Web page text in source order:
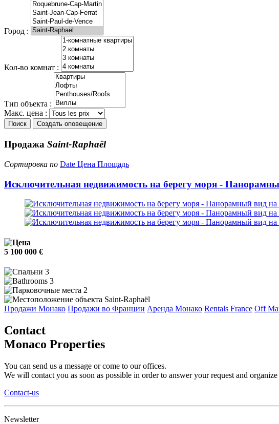
Город :
Кол-во комнат :
Тип объекта :
Макс. цена :
Поиск Создать оповещение
Продажа Saint-Raphaël
Сортировка по Date Цена Площадь
Исключительная недвижимость на берегу моря -
5 100 000 €
3
3
2
Saint-Raphaël
Продажи Монако Продажи во Франции Аренда Монако Rentals France Off
Contact
Monaco Properties
You can send us a message or come to our offices.
We will contact you as soon as possible in order to answer your request and
Contact-us
Newsletter